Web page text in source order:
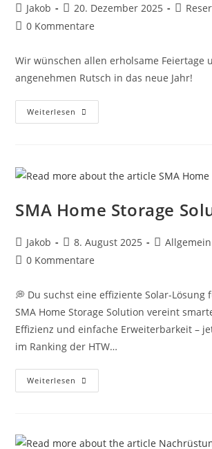
Beitrags-
Autor:
Jakob
Beitrag
veröffentlicht:
20. Dezember 2025
Beitrags-
0 Kommentare
Wir wünschen allen erholsame Feiertage
angenehmen Rutsch in das neue Jahr!
Weiterlesen Wir
Haben
Einschließlich
12.01.2026!
SMA Home Storage
Beitrags-
Autor:
Jakob
Beitrag
veröffentlicht:
8. August 2025
Beitrags-
Allgemein
Beitrags-
0 Kommentare
💭 Du suchst eine effiziente Solar-Lösung
SMA Home Storage Solution vereint
Effizienz und einfache Erweiterbarkeit –
im Ranking der HTW…
Weiterlesen SMA
Home